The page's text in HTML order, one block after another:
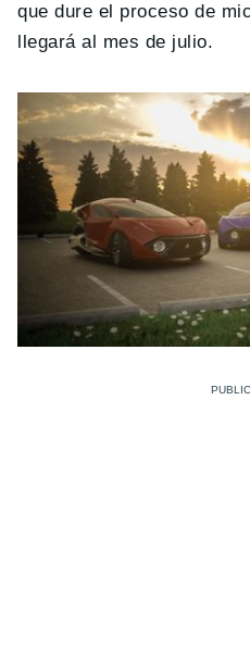
que dure el proceso de
llegará al mes de julio.